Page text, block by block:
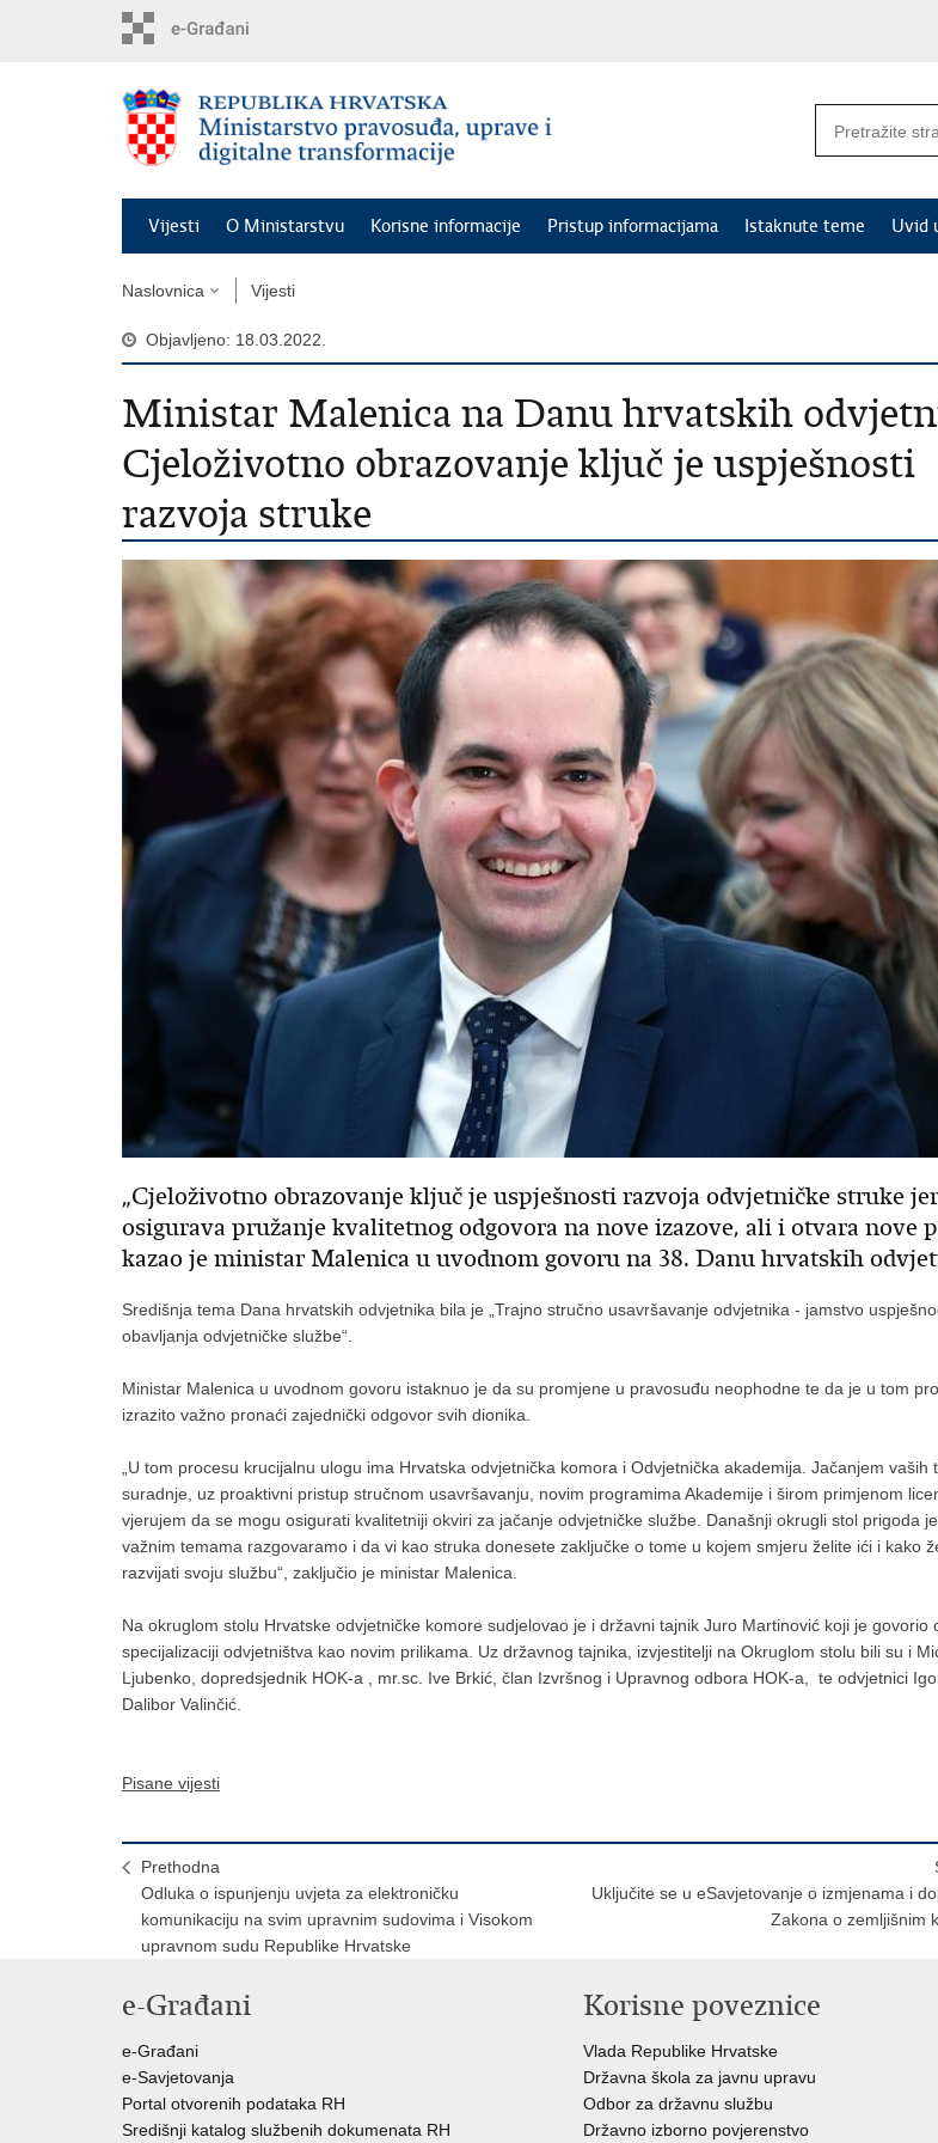
Vijesti O Ministarstvu Korisne informacije Pristup informacijama Istaknute teme Uvid
Naslovnica Vijesti
Objavljeno: 18.03.2022.
Ministar Malenica na Danu hrvatskih
Cjeloživotno obrazovanje ključ je uspješnosti
razvoja struke
„Cjeloživotno obrazovanje ključ je uspješnosti razvoja odvjetničke struke jer
osigurava pružanje kvalitetnog odgovora na nove izazove, ali i otvara nove
kazao je ministar Malenica u uvodnom govoru na 38. Danu hrvatskih
Središnja tema Dana hrvatskih odvjetnika bila je „Trajno stručno usavršavanje odvjetnika - jamstvo
obavljanja odvjetničke službe“.
Ministar Malenica u uvodnom govoru istaknuo je da su promjene u pravosuđu neophodne te da je u tom
izrazito važno pronaći zajednički odgovor svih dionika.
„U tom procesu krucijalnu ulogu ima Hrvatska odvjetnička komora i Odvjetnička akademija. Jačanjem vaših
suradnje, uz proaktivni pristup stručnom usavršavanju, novim programima Akademije i širom primjenom
vjerujem da se mogu osigurati kvalitetniji okviri za jačanje odvjetničke službe. Današnji okrugli stol prigoda
važnim temama razgovaramo i da vi kao struka donesete zaključke o tome u kojem smjeru želite ići i kako
razvijati svoju službu“, zaključio je ministar Malenica.
Na okruglom stolu Hrvatske odvjetničke komore sudjelovao je i državni tajnik Juro Martinović koji je govorio
specijalizaciji odvjetništva kao novim prilikama. Uz državnog tajnika, izvjestitelji na Okruglom stolu bili su i
Ljubenko, dopredsjednik HOK-a , mr.sc. Ive Brkić, član Izvršnog i Upravnog odbora HOK-a, te odvjetnici
Dalibor Valinčić.
Pisane vijesti
Prethodna
Odluka o ispunjenju uvjeta za elektroničku
komunikaciju na svim upravnim sudovima i Visokom
upravnom sudu Republike Hrvatske
Uključite se u eSavjetovanje o izmjenama i
Zakona o zemljišnim
e-Građani
e-Građani
e-Savjetovanja
Portal otvorenih podataka RH
Središnji katalog službenih dokumenata RH
Korisne poveznice
Vlada Republike Hrvatske
Državna škola za javnu upravu
Odbor za državnu službu
Državno izborno povjerenstvo